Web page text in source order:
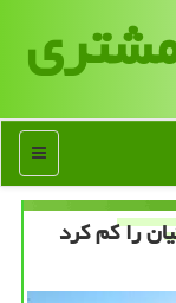
مشتری
منو
را كم كرد